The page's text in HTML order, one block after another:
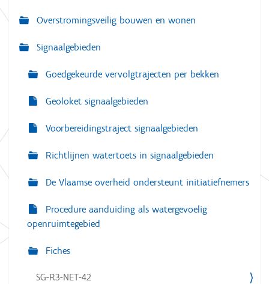
t
Overstromingsveilig bouwen en wonen
Signaalgebieden
Goedgekeurde vervolgtrajecten per bekken
Geoloket signaalgebieden
Voorbereidingstraject signaalgebieden
Richtlijnen watertoets in signaalgebieden
De Vlaamse overheid ondersteunt initiatiefnemers
Procedure aanduiding als watergevoelig
openruimtegebied
Fiches
SG-R3-NET-42